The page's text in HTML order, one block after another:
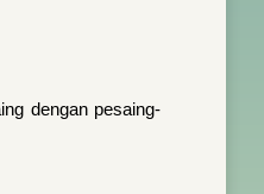
dengan pesaing-